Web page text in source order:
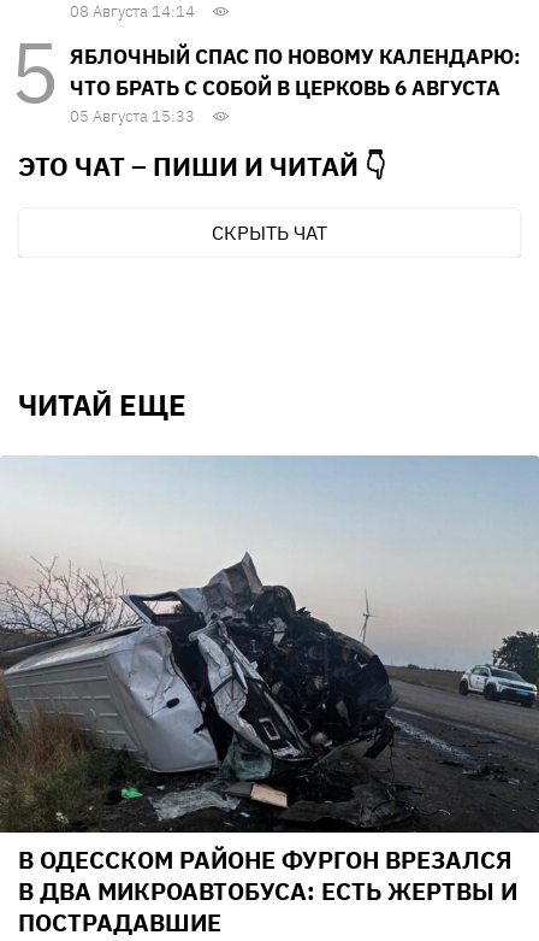
08 Августа 14:14
ЯБЛОЧНЫЙ СПАС ПО НОВОМУ КАЛЕНДАРЮ:
ЧТО БРАТЬ С СОБОЙ В ЦЕРКОВЬ 6 АВГУСТА
05 Августа 15:33
ЭТО ЧАТ – ПИШИ И ЧИТАЙ 👇
СКРЫТЬ ЧАТ
ЧИТАЙ ЕЩЕ
В ОДЕССКОМ РАЙОНЕ ФУРГОН ВРЕЗАЛСЯ
В ДВА МИКРОАВТОБУСА: ЕСТЬ ЖЕРТВЫ И
ПОСТРАДАВШИЕ